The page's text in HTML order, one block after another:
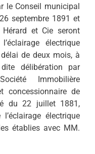
le Conseil municipal
septembre 1891 et
et Cie seront
électrique
de deux mois, à
délibération par
Immobilière
concessionnaire de
du 22 juillet 1881,
électrique
établies avec MM.